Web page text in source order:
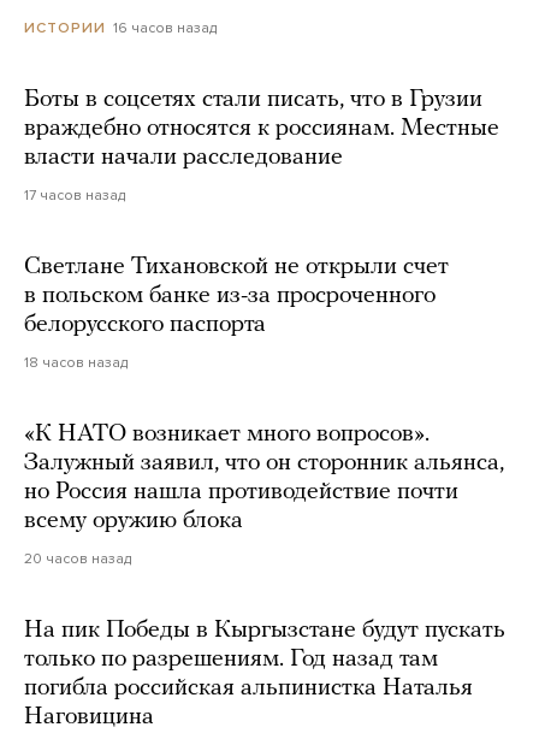
ИСТОРИИ 16 часов назад
Боты в соцсетях стали писать, что в Грузии
враждебно относятся к россиянам. Местные
власти начали расследование
17 часов назад
Светлане Тихановской не открыли счет
в польском банке из-за просроченного
белорусского паспорта
18 часов назад
«К НАТО возникает много вопросов».
Залужный заявил, что он сторонник альянса,
но Россия нашла противодействие почти
всему оружию блока
20 часов назад
На пик Победы в Кыргызстане будут пускать
только по разрешениям. Год назад там
погибла российская альпинистка Наталья
Наговицина